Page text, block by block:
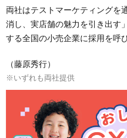
両社はテストマーケティングを
消し、実店舗の魅力を引き出す
する全国の小売企業に採用を呼
（藤原秀行）
※いずれも両社提供